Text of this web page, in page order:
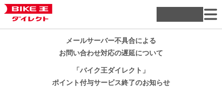
メールサーバー不具合による
お問い合わせ対応の遅延について
「バイク王ダイレクト」
ポイント付与サービス終了のお知らせ